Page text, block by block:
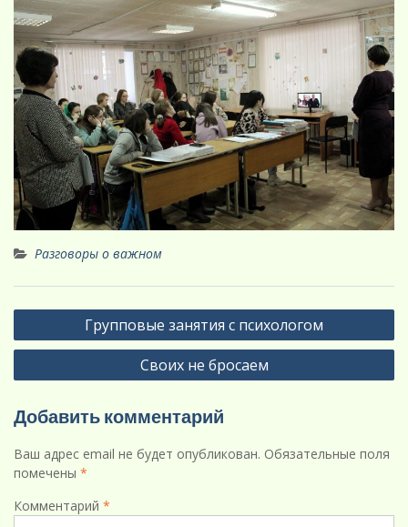
Разговоры о важном
Навигация
по
Групповые занятия с психологом
Своих не бросаем
Добавить комментарий
Ваш адрес email не будет опубликован. Обязательные поля
помечены *
Комментарий *